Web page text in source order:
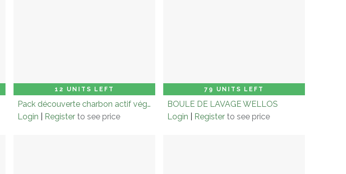
12 UNITS LEFT
Carton (× 6.0) Add to Cart
Pack découverte charbon actif végétal 2 + 1 filtre à gourde offert
Login
Register to see price
79 UNITS LEFT
Carton (× 3.0) Add to Cart
BOULE DE LAVAGE WELLOS
Login
Register to see price